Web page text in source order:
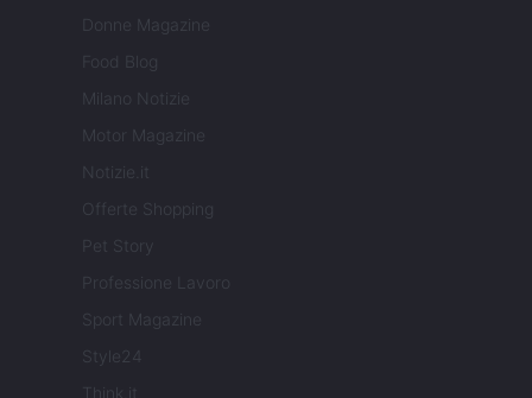
Donne Magazine
Food Blog
Milano Notizie
Motor Magazine
Notizie.it
Offerte Shopping
Pet Story
Professione Lavoro
Sport Magazine
Style24
Think.it